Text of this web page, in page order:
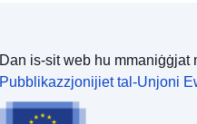
b’sorsi ta’ data aġġornati.
Dan is-sit web hu mmaniġġjat
Pubblikazzjonijiet tal-Unjoni